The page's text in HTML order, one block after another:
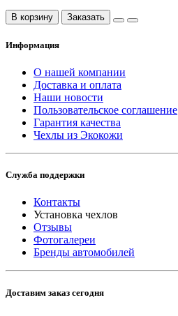
В корзину Заказать
Информация
О нашей компании
Доставка и оплата
Наши новости
Пользовательское соглашение
Гарантия качества
Чехлы из Экокожи
Служба поддержки
Контакты
Установка чехлов
Отзывы
Фотогалереи
Бренды автомобилей
Доставим заказ сегодня